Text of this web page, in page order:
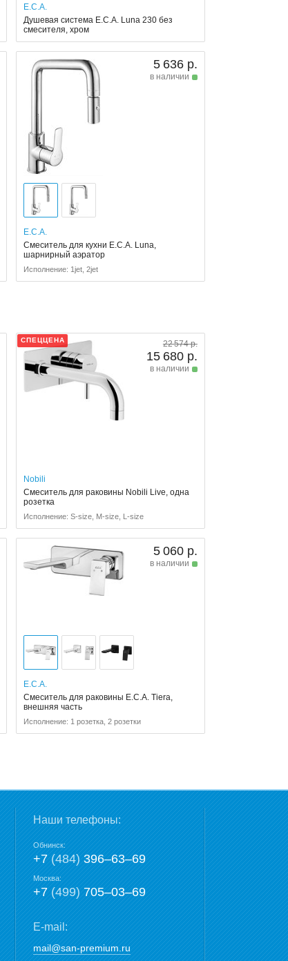
E.C.A.
Душевая система E.C.A. Luna 230 без
смесителя, хром
5 636 р.
в наличии
E.C.A.
Смеситель для кухни E.C.A. Luna,
шарнирный аэратор
Исполнение: 1jet, 2jet
СПЕЦЦЕНА 22 574 р.
15 680 р.
в наличии
Nobili
Смеситель для раковины Nobili Live, одна
розетка
Исполнение: S-size, M-size, L-size
5 060 р.
в наличии
E.C.A.
Смеситель для раковины E.C.A. Tiera,
внешняя часть
Исполнение: 1 розетка, 2 розетки
Наши телефоны:
Обнинск:
+7(484)396‒63‒69
Москва:
+7(499)705‒03‒69
E-mail:
mail@san-premium.ru